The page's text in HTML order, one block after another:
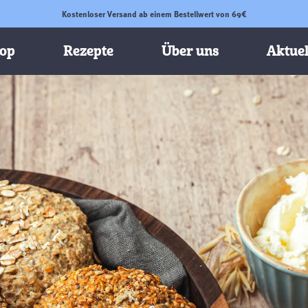
Kostenloser Versand ab einem Bestellwert von 69€
Rezepte Über uns